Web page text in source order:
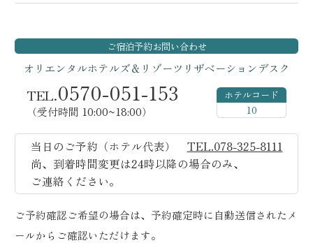
ご宿泊予約お問い合わせ
オリエンタルホテルズ＆リゾーツ リザベーションデスク
TEL.0570-051-153
（受付時間 10:00~18:00）
ホテルコード
10
当日のご予約（ホテル代表） TEL.078-325-8111
尚、到着時間変更は24時以降の場合のみ、
ご連絡ください。
ご予約確認ご希望の場合は、予約確定時に自動送信されたメ
ールからご確認いただけます。